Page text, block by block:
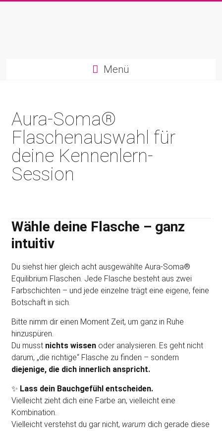
Menü
Aura-Soma®
Flaschenauswahl für
deine Kennenlern-
Session
Wähle deine Flasche – ganz
intuitiv
Du siehst hier gleich acht ausgewählte Aura-Soma®
Equilibrium Flaschen. Jede Flasche besteht aus zwei
Farbschichten – und jede einzelne trägt eine eigene, feine
Botschaft in sich.
Bitte nimm dir einen Moment Zeit, um ganz in Ruhe
hinzuspüren.
Du musst nichts wissen oder analysieren. Es geht nicht
darum, „die richtige“ Flasche zu finden – sondern
diejenige, die dich innerlich anspricht.
✨ Lass dein Bauchgefühl entscheiden.
Vielleicht zieht dich eine Farbe an, vielleicht eine
Kombination.
Vielleicht verstehst du gar nicht, warum dich gerade diese